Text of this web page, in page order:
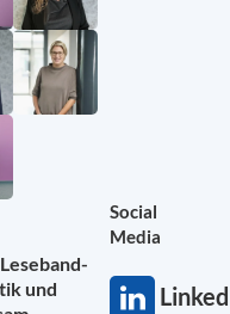
und
Social
Media